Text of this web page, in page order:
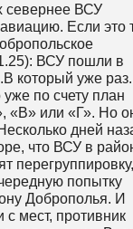
севернее ВСУ
Если это
ВСУ пошли в
который уже
по счету план
«В» или «Г». Но
дней
что ВСУ в
попытку
Доброполья. И
мест, противник